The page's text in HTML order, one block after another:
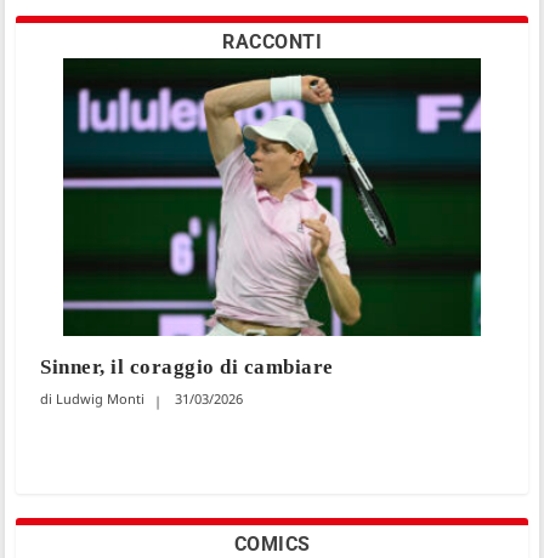
RACCONTI
Sinner, il coraggio di cambiare
Ludwig Monti 31/03/2026
COMICS